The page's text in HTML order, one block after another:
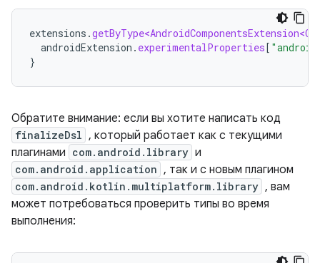
extensions .
androidExtension . experimentalProperties[
}
Обратите внимание: если вы хотите написать код
finalizeDsl , который работает как с текущими
плагинами com.android.library и
com.android.application , так и с новым плагином
com.android.kotlin.multiplatform.library , вам
может потребоваться проверить типы во время
выполнения: